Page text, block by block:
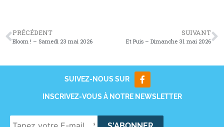
PRÉCÉDENT
Bloom ! – Samedi 23 mai 2026
SUIVANT
Et Puis – Dimanche 31 mai 2026
SUIVEZ-NOUS SUR
INSCRIVEZ-VOUS À NOTRE NEWSLETTER